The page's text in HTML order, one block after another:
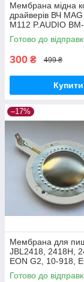
Мембрана мідна
драйверів ВЧ
M112 P.AUDIO
Готово до
300 ₴ 499 ₴
Купити
–17%
Мембрана для
JBL2418, 2418H,
EON G2, 10-918,
EON POWER15,
Готово до